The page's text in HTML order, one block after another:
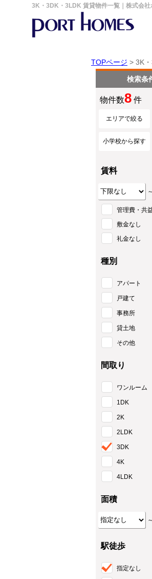
3K・3DK・3LDK 賃貸物件一覧｜株式会社
TOPページ > 3K
検索条
物件数8 件
エリアで絞る
小学校から探す
賃料
～
管理費・共
敷金なし
礼金なし
種別
アパート
戸建て
事務所
貸土地
その他
間取り
ワンルーム
1DK
2K
2LDK
3DK
4K
4LDK
面積
～
駅徒歩
指定なし